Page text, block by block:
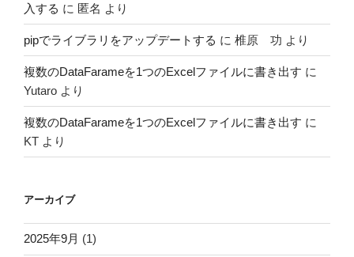
入する に 匿名 より
pipでライブラリをアップデートする に 椎原 功 より
複数のDataFarameを1つのExcelファイルに書き出す に
Yutaro より
複数のDataFarameを1つのExcelファイルに書き出す に
KT より
アーカイブ
2025年9月 (1)